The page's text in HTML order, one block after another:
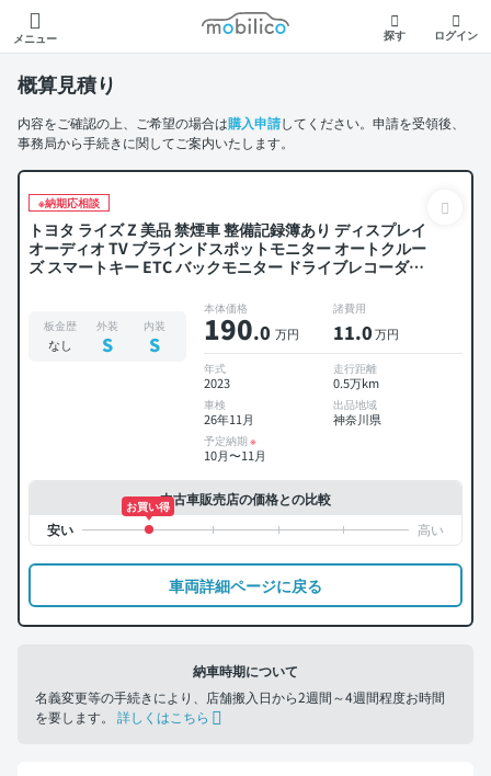
メニュー
モビリコ
探す ログイン
概算見積り
内容をご確認の上、ご希望の場合は購入申請してください。申請を受領後、
事務局から手続きに関してご案内いたします。
※納期応相談
トヨタ ライズ Z 美品 禁煙車 整備記録簿あり ディスプレイ
オーディオ TV ブラインドスポットモニター オートクルー
ズ スマートキー ETC バックモニター ドライブレコーダー
板金歴
なし
外装
S
内装
S
本体価格
190.0 万円
諸費用
11.0万円
年式
2023
走行距離
0.5万km
車検
26年11月
出品地域
神奈川県
予定納期 ※
10月〜11月
中古車販売店の価格との比較
お買い得
車両詳細ページに戻る
納車時期について
名義変更等の手続きにより、店舗搬入日から2週間～4週間程度お時間
を要します。 詳しくはこちら